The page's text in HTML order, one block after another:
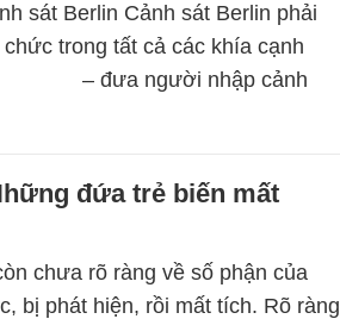
sát Berlin Cảnh sát Berlin phải
trong tất cả các khía cạnh
– đưa người nhập cảnh
đứa trẻ biến mất
chưa rõ ràng về số phận của
bị phát hiện, rồi mất tích. Rõ ràng